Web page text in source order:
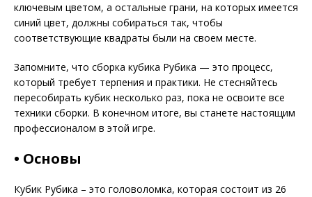
ключевым цветом, а остальные грани, на которых имеется
синий цвет, должны собираться так, чтобы
соответствующие квадраты были на своем месте.
Запомните, что сборка кубика Рубика — это процесс,
который требует терпения и практики. Не стесняйтесь
пересобирать кубик несколько раз, пока не освоите все
техники сборки. В конечном итоге, вы станете настоящим
профессионалом в этой игре.
• Основы
Кубик Рубика – это головоломка, которая состоит из 26